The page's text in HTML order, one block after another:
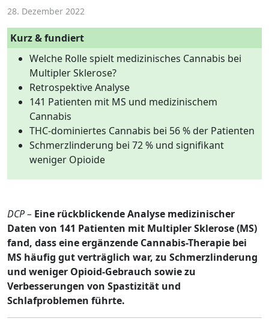
28. Dezember 2022
Kurz & fundiert
Welche Rolle spielt medizinisches Cannabis bei
Multipler Sklerose?
Retrospektive Analyse
141 Patienten mit MS und medizinischem
Cannabis
THC-dominiertes Cannabis bei 56 % der Patienten
Schmerzlinderung bei 72 % und signifikant
weniger Opioide
DCP – Eine rückblickende Analyse medizinischer
Daten von 141 Patienten mit Multipler Sklerose (MS)
fand, dass eine ergänzende Cannabis-Therapie bei
MS häufig gut verträglich war, zu Schmerzlinderung
und weniger Opioid-Gebrauch sowie zu
Verbesserungen von Spastizität und
Schlafproblemen führte.